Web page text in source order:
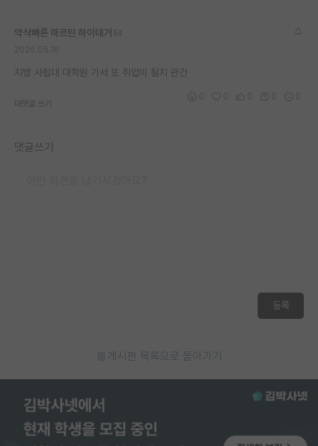
약삭빠른 마르틴 하이데거
지방 사립대 대학원 가서 또 취업이 될지 관건
대댓글 쓰기
댓글쓰기
등록
게시판 목록으로 돌아가기